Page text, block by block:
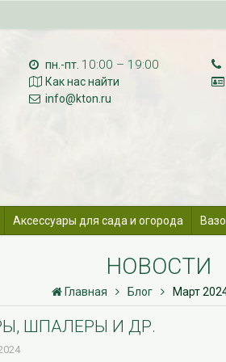
пн.-пт. 10:00 – 19:00
Как нас найти
info@kton.ru
Аксессуары для сада и огорода
НОВОСТИ
Главная Блог Март
ШПАЛЕРЫ И ДР.